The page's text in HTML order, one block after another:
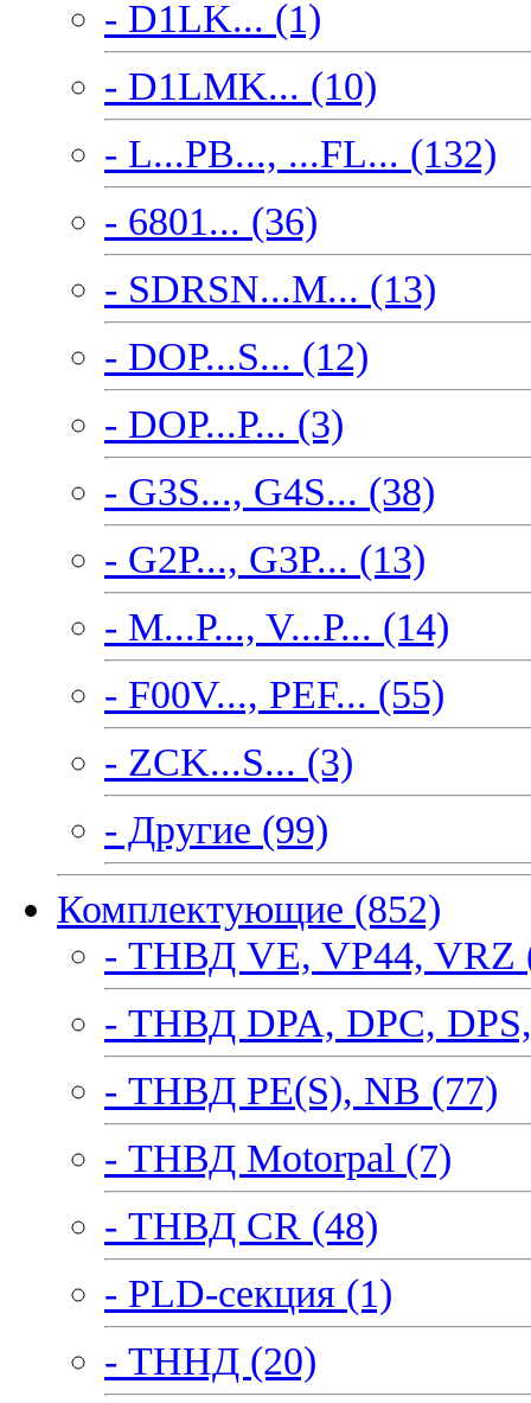
- D1LK... (1)
- D1LMK... (10)
- L...PB..., ...FL... (132)
- 6801... (36)
- SDRSN...M... (13)
- DOP...S... (12)
- DOP...P... (3)
- G3S..., G4S... (38)
- G2P..., G3P... (13)
- M...P..., V...P... (14)
- F00V..., PEF... (55)
- ZCK...S... (3)
- Другие (99)
Комплектующие (852)
- ТНВД VE, VP44, VRZ
- ТНВД DPA, DPC,
- ТНВД PE(S), NB (77)
- ТНВД Motorpal (7)
- ТНВД CR (48)
- PLD-секция (1)
- ТННД (20)